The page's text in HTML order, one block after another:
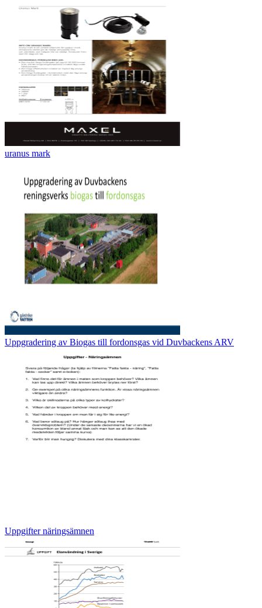
uranus mark
Uppgradering av Biogas till fordonsgas vid Duvbackens ARV
Uppgifter näringsämnen